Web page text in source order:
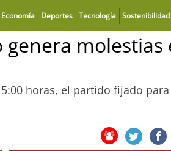
Economía Deportes Tecnología Sostenibilidad
molestias
horas, el partido fijado para